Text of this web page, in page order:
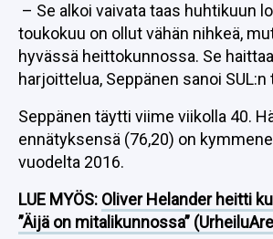
– Se alkoi vaivata taas huhtikuun
toukokuu on ollut vähän nihkeä,
hyvässä heittokunnossa. Se
harjoittelua, Seppänen sanoi
Seppänen täytti viime viikolla 40.
ennätyksensä (76,20) on
vuodelta 2016.
LUE MYÖS: Oliver Helander heitti
”Äijä on mitalikunnossa”